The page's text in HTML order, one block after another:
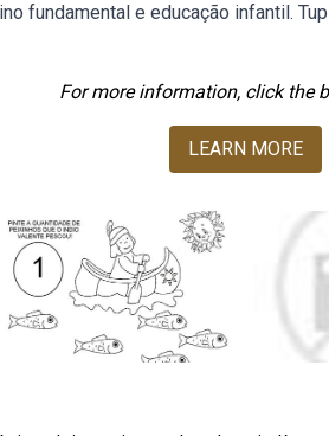
fundamental e educação infantil.
For more information, click the
LEARN MORE